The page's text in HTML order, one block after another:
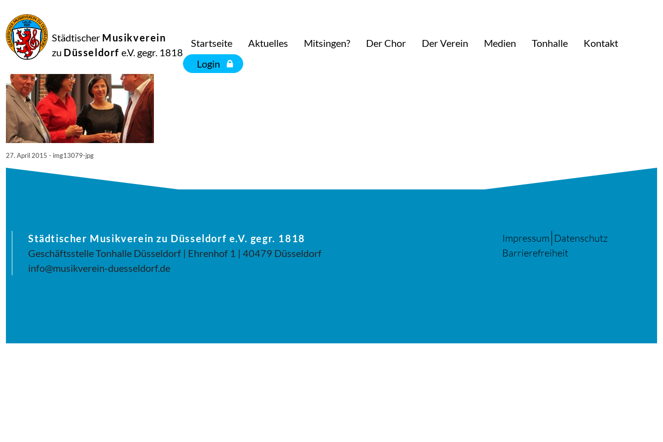
Städtischer Musikverein
zu Düsseldorf e.V. gegr. 1818
Startseite Aktuelles Mitsingen? Der Chor Der Verein Medien Tonhalle
Kontakt
Login
2015
Manfred Hill
13079
27. April 2015 - img13079-jpg
Städtischer Musikverein zu Düsseldorf e.V. gegr. 1818
Geschäftsstelle Tonhalle Düsseldorf | Ehrenhof 1 | 40479 Düsseldorf
info@musikverein-duesseldorf.de
Impressum Datenschutz
Barrierefreiheit